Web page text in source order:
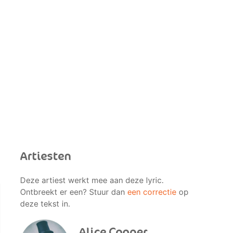
Artiesten
Deze artiest werkt mee aan deze lyric.
Ontbreekt er een? Stuur dan een correctieop
deze tekst in.